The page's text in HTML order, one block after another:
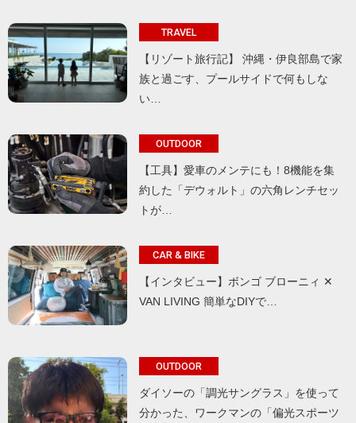
TRAVEL
【リゾート旅行記】 沖縄・伊良部島で家
族と過ごす、プールサイドで何もしな
い…
OUTDOOR
【工具】愛車のメンテにも！8機能を集
約した「デウォルト」の六角レンチセッ
トが…
CAR & BIKE
【インタビュー】ボンゴ ブローニィ ✕
VAN LIVING 簡単なDIYで…
OUTDOOR
ダイソーの「調光サングラス」を使って
分かった、ワークマンの「偏光スポーツ